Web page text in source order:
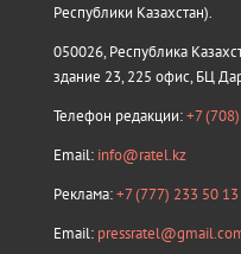
Республики Казахстан).
050026, Республика
здание 23, 225 офис, БЦ
Телефон редакции:+7
Email: info@ratel.kz
Реклама:+7 (777) 233 50 13
Email: